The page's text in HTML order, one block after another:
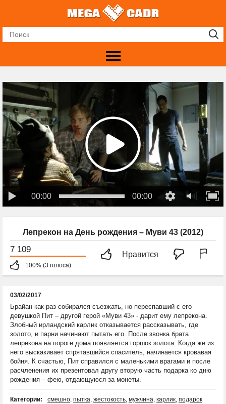
00:00 00:00
Лепрекон на День рождения – Муви 43 (2012)
7 109
100% (3 голоса)
Нравится
03/02/2017
Брайан как раз собирался съезжать, но переспавший с его
девушкой Пит – другой герой «Муви 43» - дарит ему лепрекона.
Злобный ирландский карлик отказывается рассказывать, где
золото, и парни начинают пытать его. После звонка брата
лепрекона на пороге дома появляется горшок золота. Когда же из
него выскакивает спрятавшийся спаситель, начинается кровавая
бойня. К счастью, Пит справился с маленькими врагами и после
расчленения их презентовал другу вторую часть подарка ко дню
рождения – фею, отдающуюся за монеты.
Категории: смешно, пытка, жестокость, мужчина, карлик, подарок